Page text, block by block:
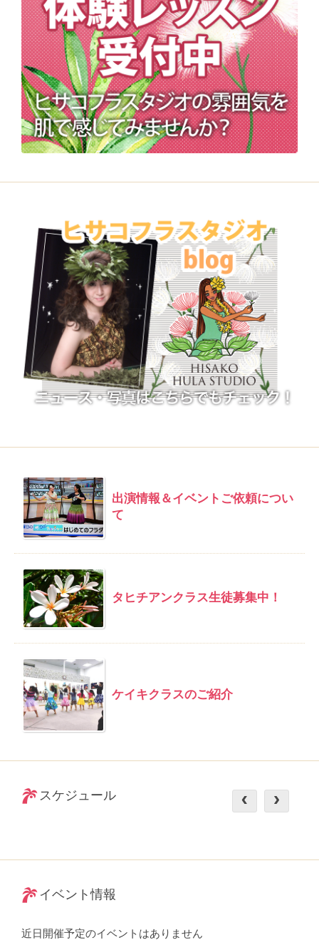
出演情報＆イベントご依頼につい
て
タヒチアンクラス生徒募集中！
ケイキクラスのご紹介
スケジュール
イベント情報
近日開催予定のイベントはありません